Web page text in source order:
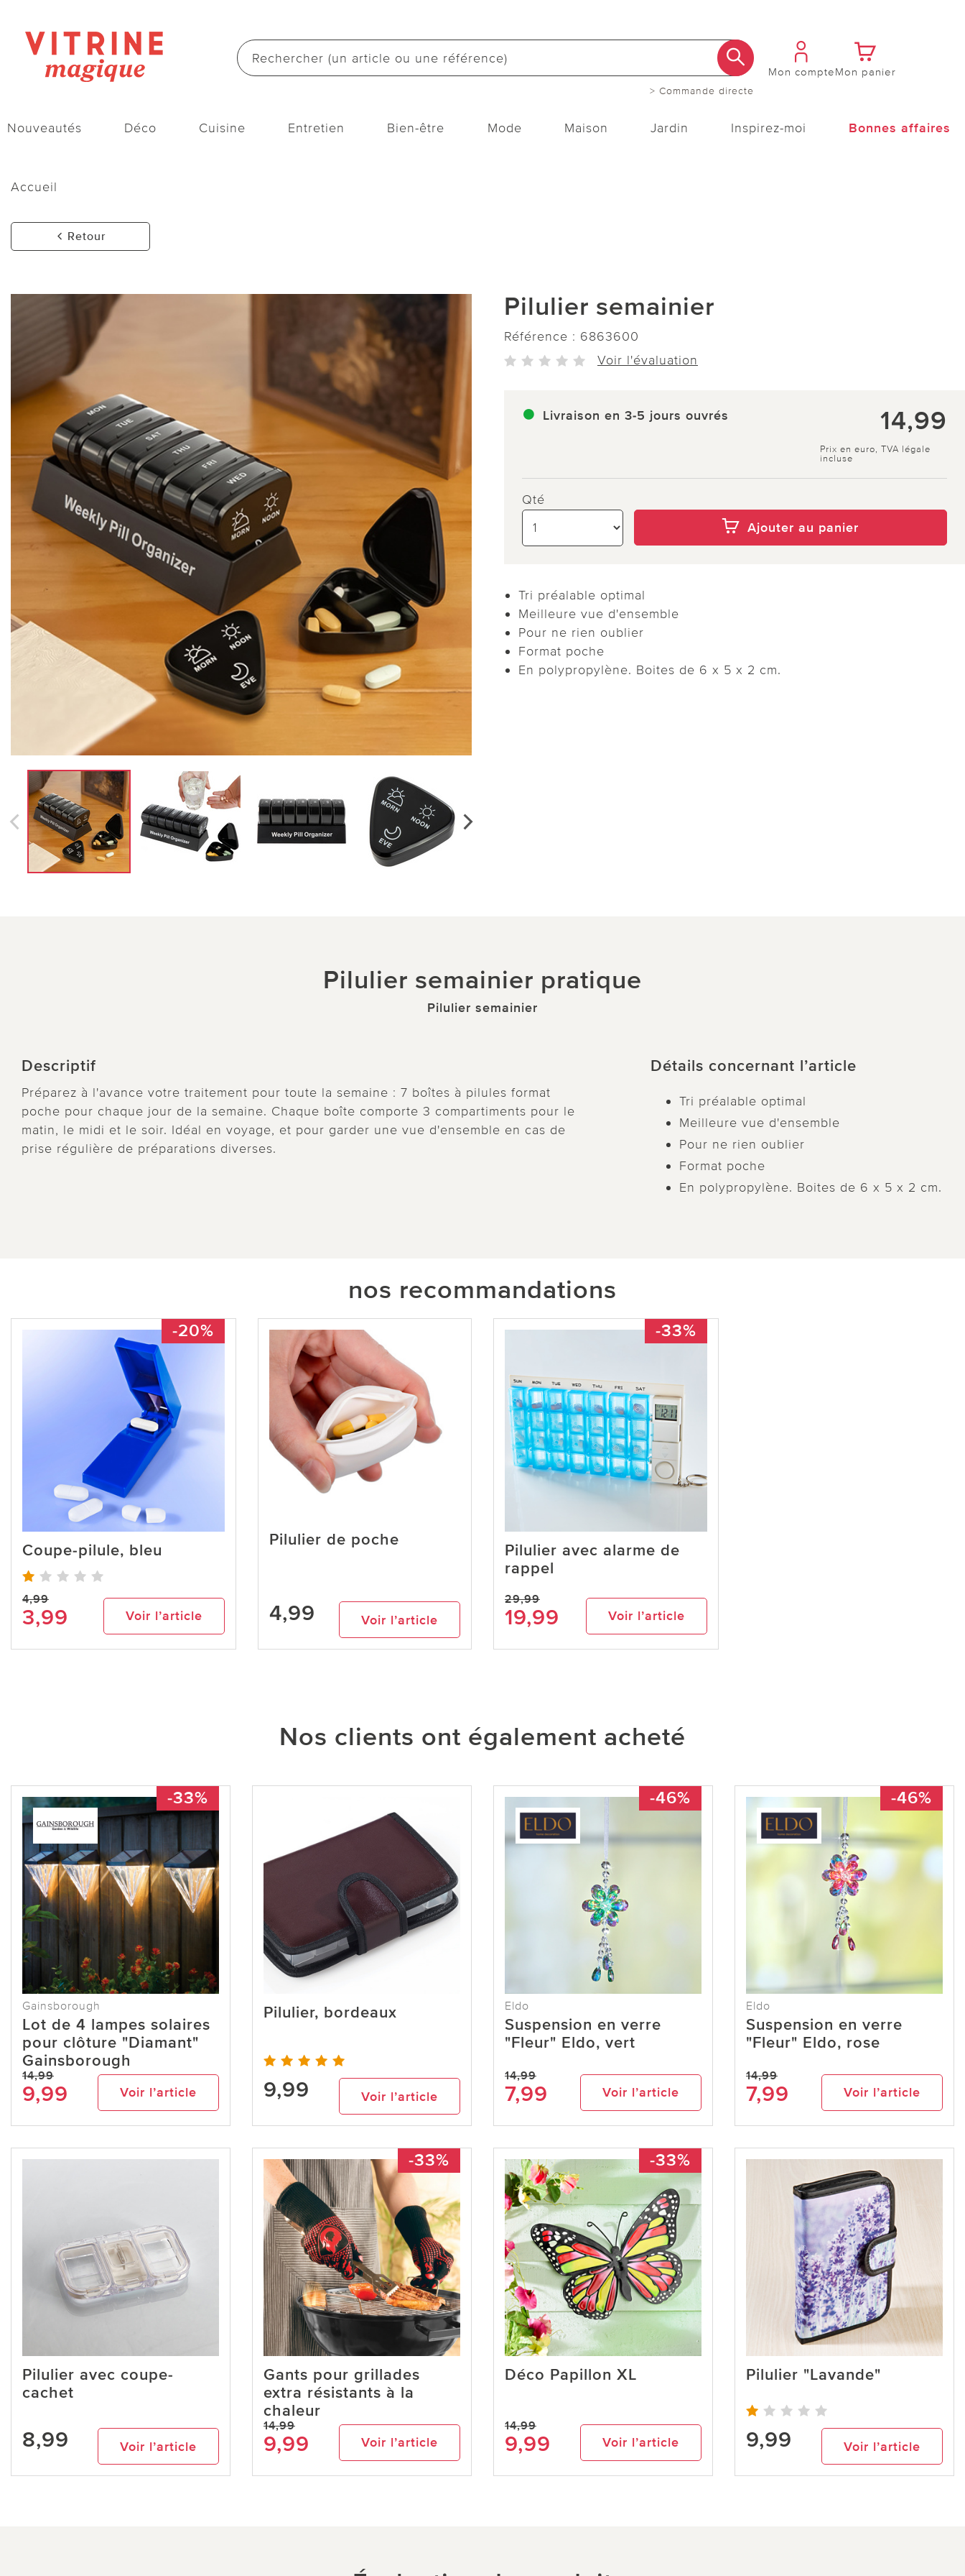
> Commande directe
Mon compteMon panier
Nouveautés Déco Cuisine Entretien Bien-être Mode Maison Jardin Inspirez-moi Bonnes affaires
Accueil
Retour
Pilulier semainier
Référence : 6863600
Voir l'évaluation
Livraison en 3-5 jours ouvrés 14,99
Prix en euro, TVA légale
incluse
Qté
Ajouter au panier
Tri préalable optimal
Meilleure vue d'ensemble
Pour ne rien oublier
Format poche
En polypropylène. Boites de 6 x 5 x 2 cm.
Pilulier semainier pratique
Pilulier semainier
Descriptif
Préparez à l'avance votre traitement pour toute la semaine : 7 boîtes à pilules format
poche pour chaque jour de la semaine. Chaque boîte comporte 3 compartiments pour le
matin, le midi et le soir. Idéal en voyage, et pour garder une vue d'ensemble en cas de
prise régulière de préparations diverses.
Détails concernant l’article
Tri préalable optimal
Meilleure vue d'ensemble
Pour ne rien oublier
Format poche
En polypropylène. Boites de 6 x 5 x 2 cm.
nos recommandations
-20%
Coupe-pilule, bleu
4,99
3,99 Voir l’article
Pilulier de poche
4,99 Voir l’article
-33%
Pilulier avec alarme de
rappel
29,99
19,99 Voir l’article
Nos clients ont également acheté
-33%
Gainsborough
Lot de 4 lampes solaires
pour clôture "Diamant"
Gainsborough
14,99
9,99 Voir l’article
Pilulier, bordeaux
9,99 Voir l’article
-46%
Eldo
Suspension en verre
"Fleur" Eldo, vert
14,99
7,99 Voir l’article
-46%
Eldo
Suspension en verre
"Fleur" Eldo, rose
14,99
7,99 Voir l’article
Pilulier avec coupe-
cachet
8,99 Voir l’article
-33%
Gants pour grillades
extra résistants à la
chaleur
14,99
9,99 Voir l’article
-33%
Déco Papillon XL
14,99
9,99 Voir l’article
Pilulier "Lavande"
9,99 Voir l’article